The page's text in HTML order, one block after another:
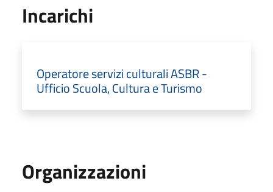
Incarichi
Operatore servizi culturali ASBR -
Ufficio Scuola, Cultura e Turismo
Organizzazioni